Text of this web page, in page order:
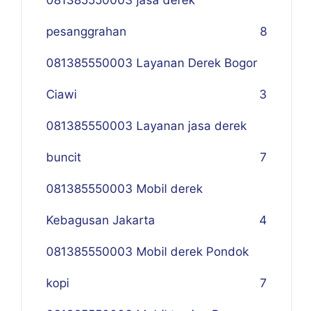
pesanggrahan 8
081385550003 Layanan Derek Bogor
Ciawi 3
081385550003 Layanan jasa derek
buncit 7
081385550003 Mobil derek
Kebagusan Jakarta 4
081385550003 Mobil derek Pondok
kopi 7